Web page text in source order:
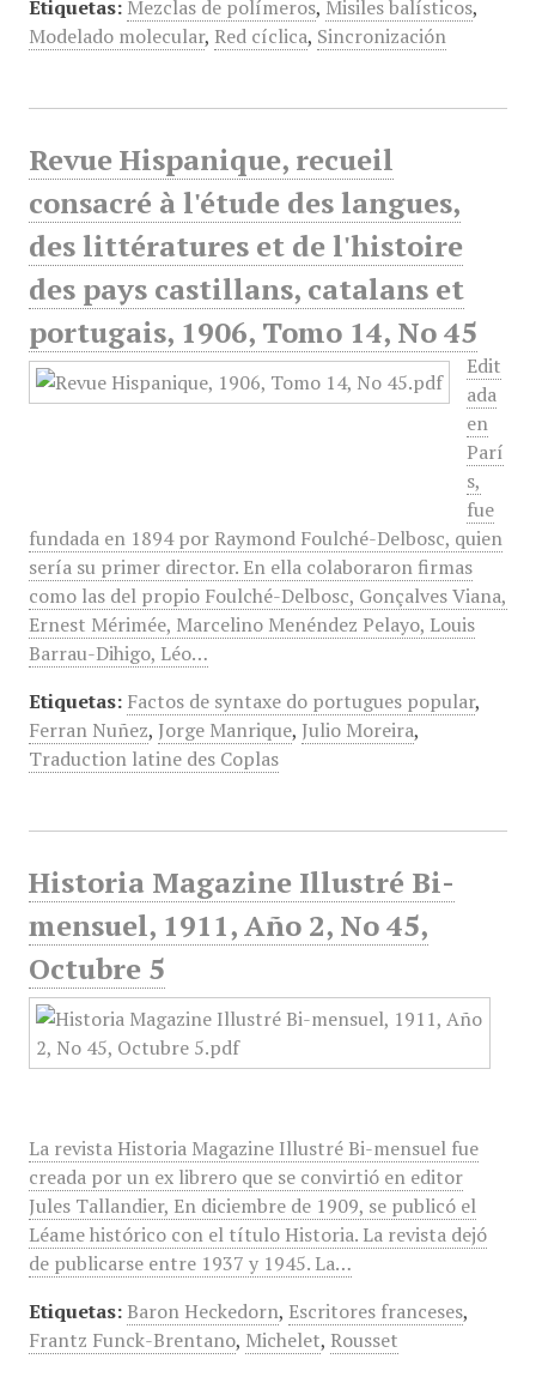
Etiquetas: Mezclas de polímeros, Misiles balísticos,
Modelado molecular, Red cíclica, Sincronización
Revue Hispanique, recueil
consacré à l'étude des langues,
des littératures et de l'histoire
des pays castillans, catalans et
portugais, 1906, Tomo 14, No 45
Edit
ada
en
Parí
s,
fue
fundada en 1894 por Raymond Foulché-Delbosc, quien
sería su primer director. En ella colaboraron firmas
como las del propio Foulché-Delbosc, Gonçalves Viana,
Ernest Mérimée, Marcelino Menéndez Pelayo, Louis
Barrau-Dihigo, Léo…
Etiquetas: Factos de syntaxe do portugues popular,
Ferran Nuñez, Jorge Manrique, Julio Moreira,
Traduction latine des Coplas
Historia Magazine Illustré Bi-
mensuel, 1911, Año 2, No 45,
Octubre 5
La revista Historia Magazine Illustré Bi-mensuel fue
creada por un ex librero que se convirtió en editor
Jules Tallandier, En diciembre de 1909, se publicó el
Léame histórico con el título Historia. La revista dejó
de publicarse entre 1937 y 1945. La…
Etiquetas: Baron Heckedorn, Escritores franceses,
Frantz Funck-Brentano, Michelet, Rousset